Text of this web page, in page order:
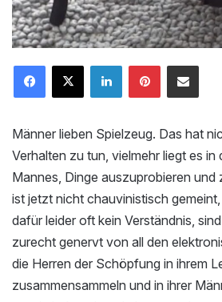
Männer lieben Spielzeug. Das hat
Verhalten zu tun, vielmehr liegt es in
Mannes, Dinge auszuprobieren und
ist jetzt nicht chauvinistisch
dafür leider oft kein Verständnis,
zurecht genervt von all den
die Herren der Schöpfung in ihrem
zusammensammeln und in ihrer